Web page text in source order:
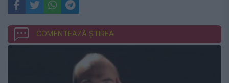
COMENTEAZĂ ȘTIREA